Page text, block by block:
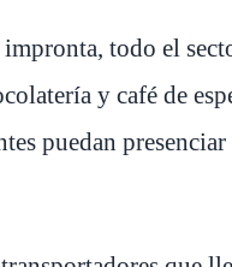
todo el
y café de
puedan